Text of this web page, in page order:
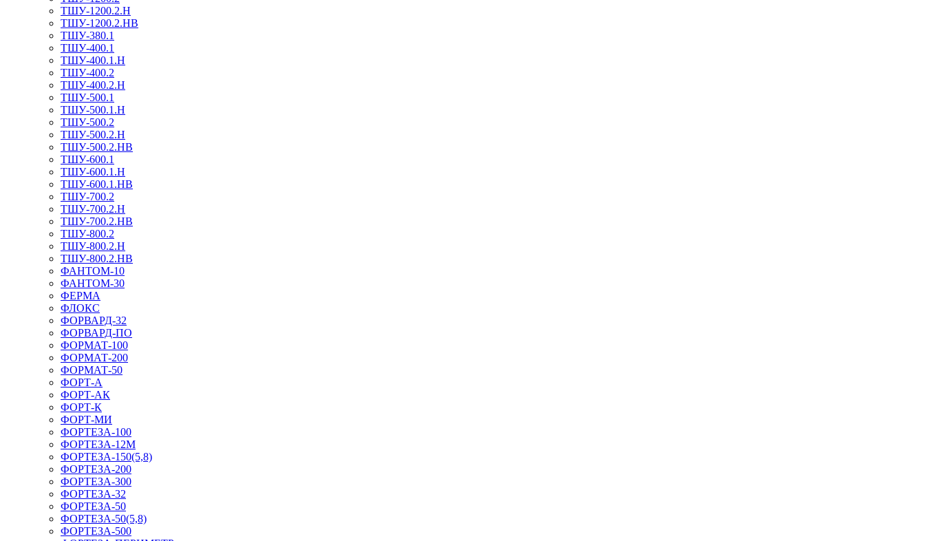
ТШУ-1200.2.Н
ТШУ-1200.2.НВ
ТШУ-380.1
ТШУ-400.1
ТШУ-400.1.Н
ТШУ-400.2
ТШУ-400.2.Н
ТШУ-500.1
ТШУ-500.1.Н
ТШУ-500.2
ТШУ-500.2.Н
ТШУ-500.2.НВ
ТШУ-600.1
ТШУ-600.1.Н
ТШУ-600.1.НВ
ТШУ-700.2
ТШУ-700.2.Н
ТШУ-700.2.НВ
ТШУ-800.2
ТШУ-800.2.Н
ТШУ-800.2.НВ
ФАНТОМ-10
ФАНТОМ-30
ФЕРМА
ФЛОКС
ФОРВАРД-32
ФОРВАРД-ПО
ФОРМАТ-100
ФОРМАТ-200
ФОРМАТ-50
ФОРТ-А
ФОРТ-АК
ФОРТ-К
ФОРТ-МИ
ФОРТЕЗА-100
ФОРТЕЗА-12М
ФОРТЕЗА-150(5,8)
ФОРТЕЗА-200
ФОРТЕЗА-300
ФОРТЕЗА-32
ФОРТЕЗА-50
ФОРТЕЗА-50(5,8)
ФОРТЕЗА-500